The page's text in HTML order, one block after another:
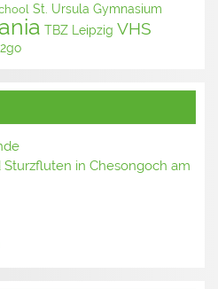
St. Ursula Gymnasium
TBZ Leipzig VHS
in Chesongoch am